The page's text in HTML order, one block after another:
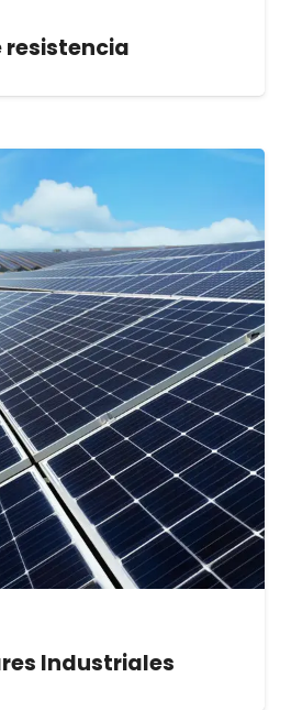
resistencia
Industriales